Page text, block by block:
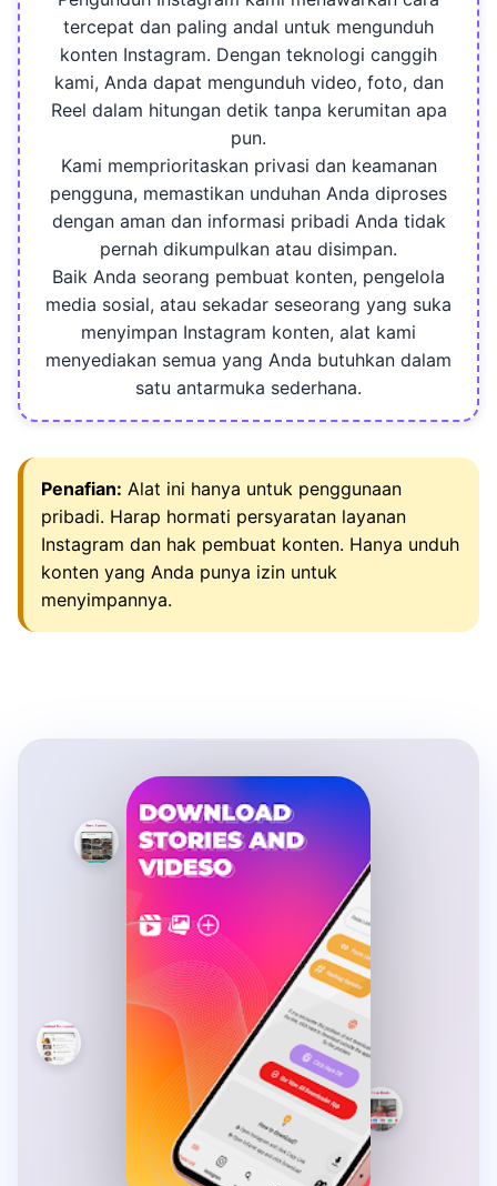
tercepat dan paling andal untuk mengunduh
konten Instagram. Dengan teknologi canggih
kami, Anda dapat mengunduh video, foto, dan
Reel dalam hitungan detik tanpa kerumitan apa
pun.
Kami memprioritaskan privasi dan keamanan
pengguna, memastikan unduhan Anda diproses
dengan aman dan informasi pribadi Anda tidak
pernah dikumpulkan atau disimpan.
Baik Anda seorang pembuat konten, pengelola
media sosial, atau sekadar seseorang yang suka
menyimpan Instagram konten, alat kami
menyediakan semua yang Anda butuhkan dalam
satu antarmuka sederhana.
Penafian: Alat ini hanya untuk penggunaan
pribadi. Harap hormati persyaratan layanan
Instagram dan hak pembuat konten. Hanya unduh
konten yang Anda punya izin untuk
menyimpannya.